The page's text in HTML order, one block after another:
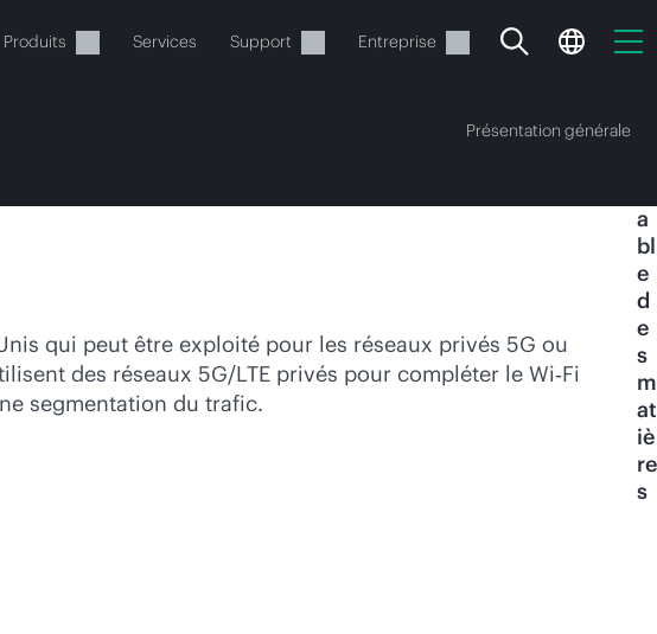
Produits Services Support Entreprise
vide
et commander.
Présentation générale
qui peut être exploité pour les réseaux privés 5G ou
des réseaux 5G/LTE privés pour compléter le Wi‑Fi
segmentation du trafic.
a
bl
e
d
e
s
m
at
iè
re
s